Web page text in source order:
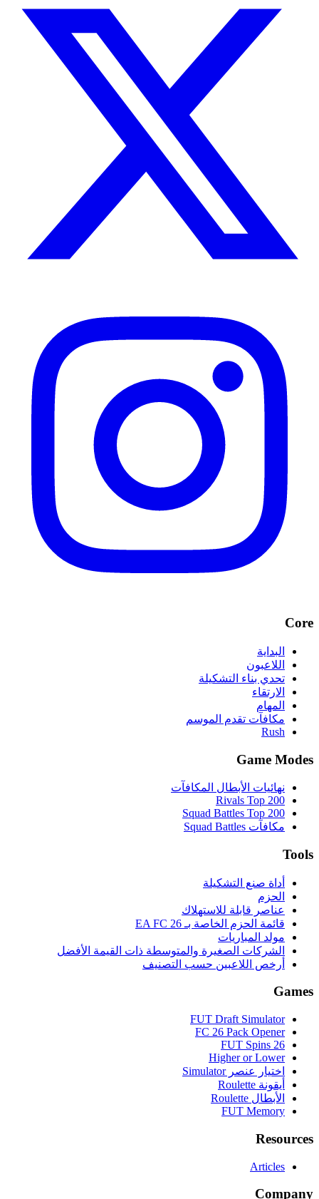
Core
البداية
اللاعبون
تحدي بناء التشكيلة
الارتقاء
المهام
مكافآت تقدم الموسم
Rush
Game Modes
نهائيات الأبطال المكافآت
Rivals Top 200
Squad Battles Top 200
مكافآت Squad Battles
Tools
أداة صنع التشكيلة
الحزم
عناصر قابلة للاستهلاك
قائمة الحزم الخاصة بـ EA FC 26
مولد المباريات
الشركات الصغيرة والمتوسطة ذات القيمة الأفضل
أرخص اللاعبين حسب التصنيف
Games
FUT Draft Simulator
FC 26 Pack Opener
FUT Spins 26
Higher or Lower
اختيار عنصر Simulator
أيقونة Roulette
الأبطال Roulette
FUT Memory
Resources
Articles
Company